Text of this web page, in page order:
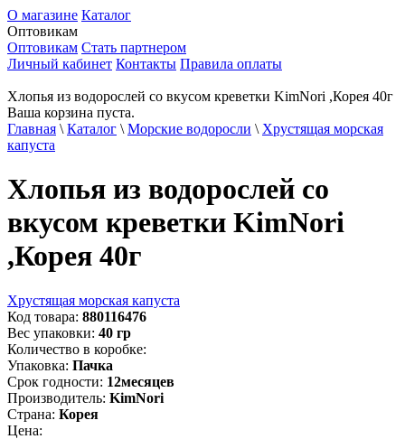
О магазине Каталог
Оптовикам
Оптовикам Стать партнером
Личный кабинет Контакты Правила оплаты
Хлопья из водорослей со вкусом креветки KimNori ,Корея 40г
Ваша корзина пуста.
Главная \ Каталог \ Морские водоросли \ Хрустящая морская
капуста
Хлопья из водорослей со
вкусом креветки KimNori
,Корея 40г
Хрустящая морская капуста
Код товара: 880116476
Вес упаковки: 40 гр
Количество в коробке:
Упаковка: Пачка
Срок годности: 12месяцев
Производитель: KimNori
Страна: Корея
Цена: